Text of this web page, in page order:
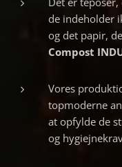
de indeholder
og det papir,
Compost
Vores
topmoderne
at opfylde de
og